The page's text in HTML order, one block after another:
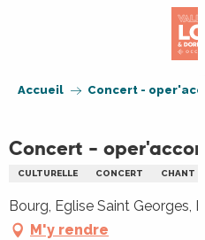
Accueil Concert -
Concert -
CULTURELLE CONCERT CHANT
Bourg, Eglise Saint Georges,
M'y rendre